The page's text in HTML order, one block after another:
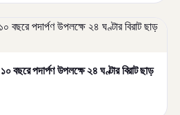
পদার্পণ উপলক্ষে ২৪ ঘণ্টার বিরাট ছাড়